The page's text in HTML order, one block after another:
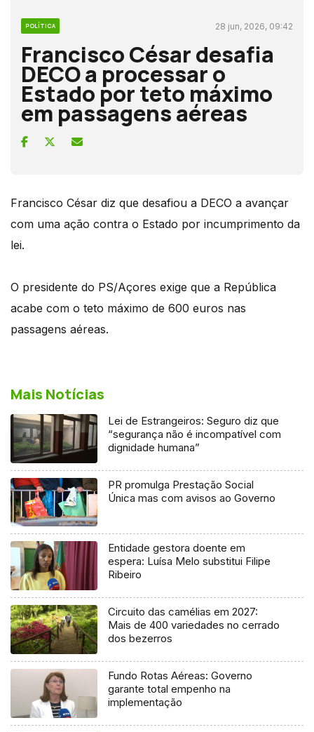
POLÍTICA 28 jun, 2026, 09:42
Francisco César desafia
DECO a processar o
Estado por teto máximo
em passagens aéreas
Francisco César diz que desafiou a DECO a avançar
com uma ação contra o Estado por incumprimento da
lei.
O presidente do PS/Açores exige que a República
acabe com o teto máximo de 600 euros nas
passagens aéreas.
Mais Notícias
Lei de Estrangeiros: Seguro diz que
“segurança não é incompatível com
dignidade humana”
PR promulga Prestação Social
Única mas com avisos ao Governo
Entidade gestora doente em
espera: Luísa Melo substitui Filipe
Ribeiro
Circuito das camélias em 2027:
Mais de 400 variedades no cerrado
dos bezerros
Fundo Rotas Aéreas: Governo
garante total empenho na
implementação